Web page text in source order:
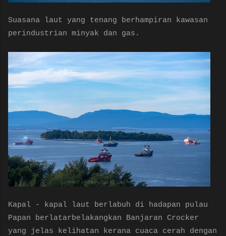
Suasana laut yang tenang berhampiran kawasan
perindustrian minyak dan gas.
Kapal - kapal laut berlabuh di hadapan pulau
Papan berlatarbelakangkan Banjaran Crocker
yang jelas kelihatan kerana cuaca cerah dengan